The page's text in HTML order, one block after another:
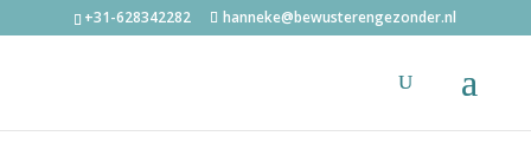
+31-628342282 hanneke@bewusterengezonder.nl